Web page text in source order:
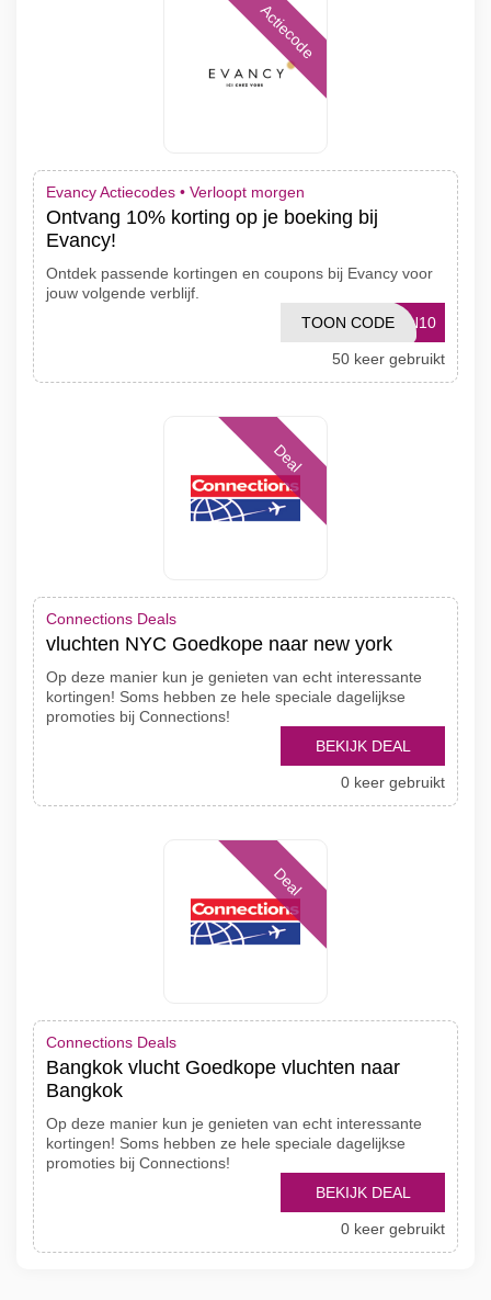
Actiecode
Evancy Actiecodes • Verloopt morgen
Ontvang 10% korting op je boeking bij
Evancy!
Ontdek passende kortingen en coupons bij Evancy voor
jouw volgende verblijf.
EN10
TOON CODE
50 keer gebruikt
Deal
Connections Deals
vluchten NYC Goedkope naar new york
Op deze manier kun je genieten van echt interessante
kortingen! Soms hebben ze hele speciale dagelijkse
promoties bij Connections!
BEKIJK DEAL
0 keer gebruikt
Deal
Connections Deals
Bangkok vlucht Goedkope vluchten naar
Bangkok
Op deze manier kun je genieten van echt interessante
kortingen! Soms hebben ze hele speciale dagelijkse
promoties bij Connections!
BEKIJK DEAL
0 keer gebruikt